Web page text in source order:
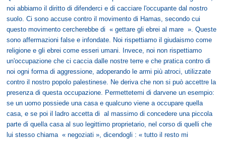
noi abbiamo il diritto di difenderci e di cacciare l'occupante dal nostro
suolo. Ci sono accuse contro il movimento di Hamas, secondo cui
questo movimento cercherebbe di « gettare gli ebrei al mare ». Queste
sono affermazioni false e infondate. Noi rispettiamo il giudaismo come
religione e gli ebrei come esseri umani. Invece, noi non rispettiamo
un'occupazione che ci caccia dalle nostre terre e che pratica contro di
noi ogni forma di aggressione, adoperando le armi più atroci, utilizzate
contro il nostro popolo palestinese. Ne deriva che non si può accettre la
presenza di questa occupazione. Permettetemi di darvene un esempio:
se un uomo possiede una casa e qualcuno viene a occupare quella
casa, e se poi il ladro accetta di al massimo di concedere una piccola
parte di quella casa al suo legittimo proprietario, nel corso di quelli che
lui stesso chiama « negoziati », dicendogli : « tutto il resto mi